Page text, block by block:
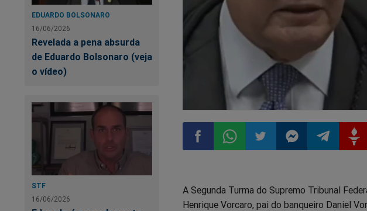
EDUARDO BOLSONARO
16/06/2026
Revelada a pena absurda
de Eduardo Bolsonaro (veja
o vídeo)
STF
16/06/2026
no
no
no
no
no
no
A Segunda Turma do Supremo Tribunal
Henrique Vorcaro, pai do banqueiro Daniel